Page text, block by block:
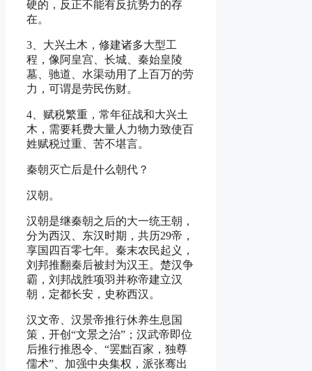
硬的，反正不能有反抗势力的存
在。
3、大兴土木，修建诸多大型工
程，像阿皇宫、长城、秦始皇陵
墓、驰道、水渠动用了上百万的劳
力，可谓是劳民伤财。
4、赋税繁重，常年征战和大兴土
木，需要耗费大量人力物力致使百
姓赋税过重、苦不堪言。
秦朝灭亡后是什么朝代？
汉朝。
汉朝是继秦朝之后的大一统王朝，
分为西汉、东汉时期，共历29帝，
享国四百零七年。秦末农民起义，
刘邦推翻秦后被封为汉王。楚汉争
霸，刘邦战胜项羽并称帝建立汉
朝，定都长安，史称西汉。
汉文帝、汉景帝推行休养生息国
策，开创“文景之治”；汉武帝即位
后推行推恩令、“罢黜百家，独尊
儒术”、加强中央集权，派张骞出